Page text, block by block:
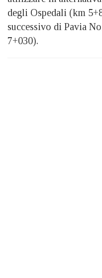
degli Ospedali (km
successivo di Pavia
7+030).